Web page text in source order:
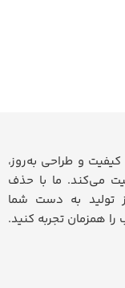
تجربه، کیفیت و طراحی به‌روز،
می‌کند. ما با حذف
تولید به دست شما
همزمان تجربه کنید.